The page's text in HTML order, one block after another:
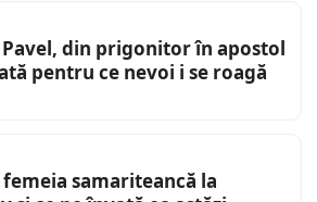
din prigonitor în apostol
pentru ce nevoi i se roagă
samariteancă la